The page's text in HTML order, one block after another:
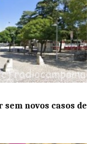
sem novos casos de